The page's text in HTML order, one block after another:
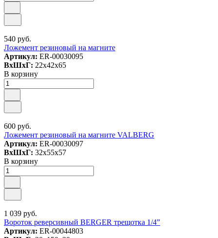
540 руб.
Ложемент резиновый на магните
Артикул: ER-00030095
ВxШxГ: 22x42x65
В корзину
600 руб.
Ложемент резиновый на магните VALBERG
Артикул: ER-00030097
ВxШxГ: 32x55x57
В корзину
1 039 руб.
Вороток реверсивный BERGER трещотка 1/4”
Артикул: ER-00044803